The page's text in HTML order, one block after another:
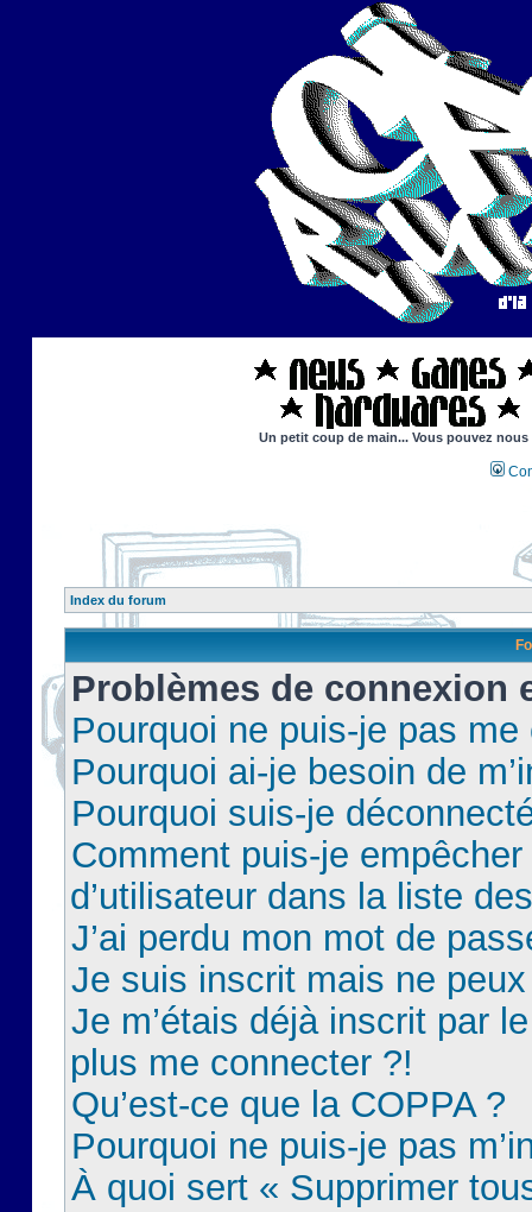
Un petit coup de main... Vous pouvez
Index du forum
Problèmes de connexion
Pourquoi ne puis-je pas
Pourquoi ai-je besoin de
Pourquoi suis-je
Comment puis-je
d’utilisateur dans la liste
J’ai perdu mon mot de
Je suis inscrit mais ne
Je m’étais déjà inscrit par
plus me connecter ?!
Qu’est-ce que la COPPA ?
Pourquoi ne puis-je pas
À quoi sert « Supprimer